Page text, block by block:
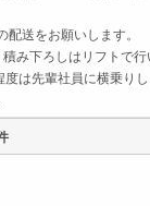
配送をお願いします。
み下ろしはリフトで行
は先輩社員に横乗り